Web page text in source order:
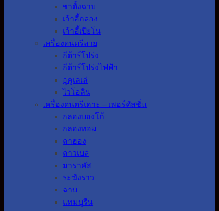
ขาตั้งฉาบ
เก้าอี้กลอง
เก้าอี้เปียโน
เครื่องดนตรีสาย
กีต้าร์โปร่ง
กีต้าร์โปร่งไฟฟ้า
อูคูเลเล่
ไวโอลิน
เครื่องดนตรีเคาะ – เพอร์คัสชั่น
กลองบองโก้
กลองทอม
คาฮอง
คาวเบล
มาราคัส
ระฆังราว
ฉาบ
แทมบูรีน